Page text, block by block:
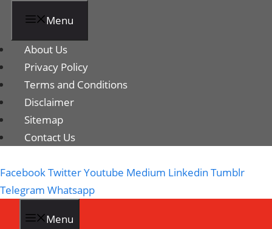
Menu
About Us
Privacy Policy
Terms and Conditions
Disclaimer
Sitemap
Contact Us
FacebookTwitterYoutube Medium Linkedin Tumblr
Telegram Whatsapp
Menu